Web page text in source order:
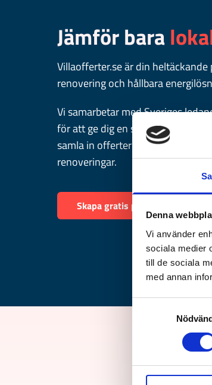
Denna
Vi använder
sociala medier
till de sociala
med annan
Samtyckesval
Jämför bara
Villaofferter.se är din
renovering och hållbara
Vi samarbetar med Sveriges
för att ge dig en smidig tjänst där
samla in offerter för solceller,
renoveringar.
Skapa gratis prisförfrågan